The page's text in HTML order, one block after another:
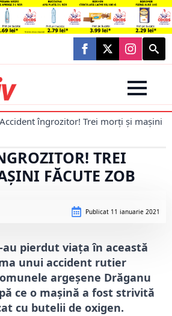
Search
for:
Accident îngrozitor! Trei morți și mașini
TREI
FĂCUTE ZOB
Publicat 11 ianuarie 2021
au pierdut viața în această
unui accident rutier
argeșene Drăganu
ce o mașină a fost strivită
cu butelii de oxigen.